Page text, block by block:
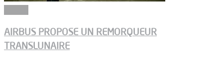
AIRBUS PROPOSE UN REMORQUEUR
TRANSLUNAIRE